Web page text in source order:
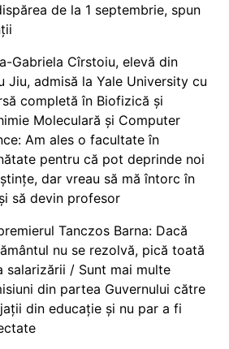
de la 1 septembrie, spun
Gabriela Cîrstoiu, elevă din
Jiu, admisă la Yale University cu
completă în Biofizică și
Moleculară și Computer
Am ales o facultate în
pentru că pot deprinde noi
dar vreau să mă întorc în
să devin profesor
Tanczos Barna: Dacă
nu se rezolvă, pică toată
salarizării / Sunt mai multe
din partea Guvernului către
din educație și nu par a fi